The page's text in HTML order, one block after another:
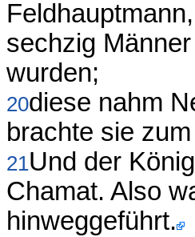
sechzig
wurden;
20diese nahm
brachte sie
21Und der
Chamat. Also
hinweggeführt.